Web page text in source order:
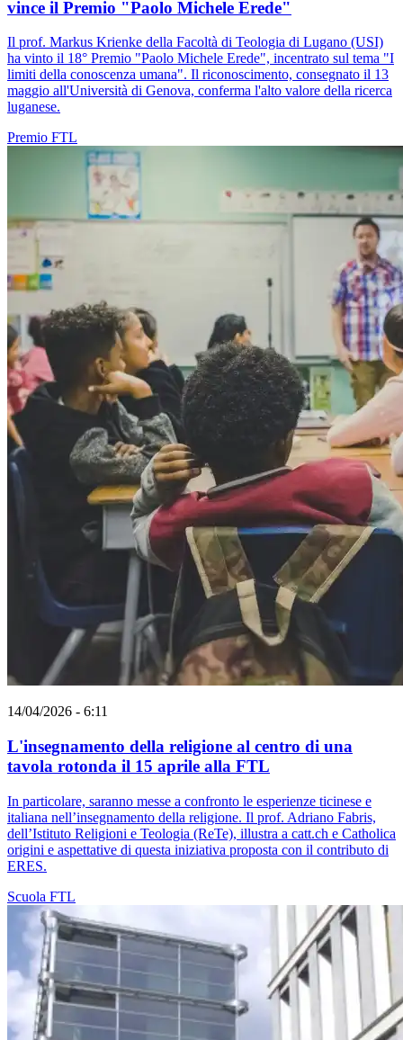
vince il Premio "Paolo Michele Erede"
Il prof. Markus Krienke della Facoltà di Teologia di Lugano (USI)
ha vinto il 18° Premio "Paolo Michele Erede", incentrato sul tema "I
limiti della conoscenza umana". Il riconoscimento, consegnato il 13
maggio all'Università di Genova, conferma l'alto valore della ricerca
luganese.
Premio FTL
14/04/2026 - 6:11
L'insegnamento della religione al centro di una
tavola rotonda il 15 aprile alla FTL
In particolare, saranno messe a confronto le esperienze ticinese e
italiana nell’insegnamento della religione. Il prof. Adriano Fabris,
dell’Istituto Religioni e Teologia (ReTe), illustra a catt.ch e Catholica
origini e aspettative di questa iniziativa proposta con il contributo di
ERES.
Scuola FTL